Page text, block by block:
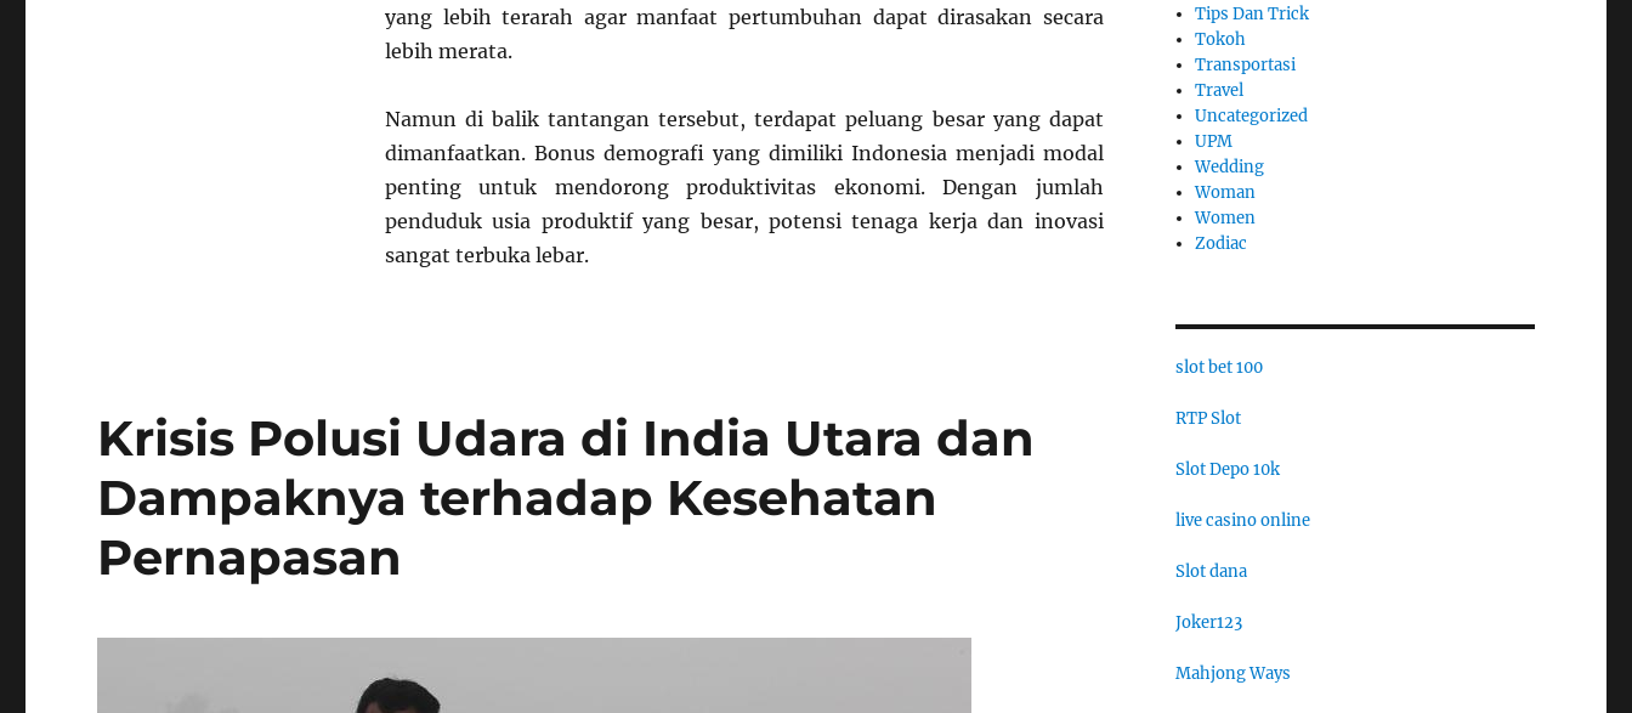
yang lebih terarah agar manfaat pertumbuhan dapat dirasakan secara
lebih merata.
Namun di balik tantangan tersebut, terdapat peluang besar yang dapat
dimanfaatkan. Bonus demografi yang dimiliki Indonesia menjadi modal
penting untuk mendorong produktivitas ekonomi. Dengan jumlah
penduduk usia produktif yang besar, potensi tenaga kerja dan inovasi
sangat terbuka lebar.
Krisis Polusi Udara di India Utara dan
Dampaknya terhadap Kesehatan
Pernapasan
Tips Dan Trick
Tokoh
Transportasi
Travel
Uncategorized
UPM
Wedding
Woman
Women
Zodiac
slot bet 100
RTP Slot
Slot Depo 10k
live casino online
Slot dana
Joker123
Mahjong Ways